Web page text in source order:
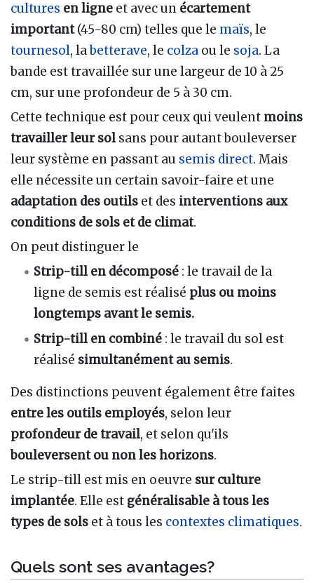
cultures en ligne et avec un écartement
important(45-80 cm) telles que le maïs, le
tournesol, labetterave, le colza ou le soja. La
bande est travaillée sur une largeur de 10 à 25
cm, sur une profondeur de 5 à 30 cm.
Cette technique est pour ceux qui veulent moins
travailler leur solsans pour autant bouleverser
leur système en passant au semis direct. Mais
elle nécessite un certain savoir-faire et une
adaptation des outils et des interventions aux
conditions de sols et de climat.
On peut distinguer le
Strip-till en décomposé : le travail de la
ligne de semis est réalisé plus ou moins
longtemps avant le semis.
Strip-till en combiné : le travail du sol est
réalisé simultanément au semis.
Des distinctions peuvent également être faites
entre les outils employés, selon leur
profondeur de travail, et selon qu'ils
bouleversent ou non les horizons.
Le strip-till est mis en oeuvre sur culture
implantée. Elle est généralisable à tous les
types de sols et à tous les contextes climatiques.
Quels sont ses avantages?